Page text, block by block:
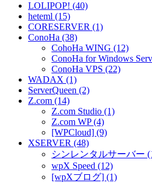
LOLIPOP! (40)
heteml (15)
CORESERVER (1)
ConoHa (38)
CohoHa WING (12)
ConoHa for Windows
ConoHa VPS (22)
WADAX (1)
ServerQueen (2)
Z.com (14)
Z.com Studio (1)
Z.com WP (4)
[WPCloud] (9)
XSERVER (48)
シンレンタルサーバー
wpX Speed (12)
[wpXブログ] (1)